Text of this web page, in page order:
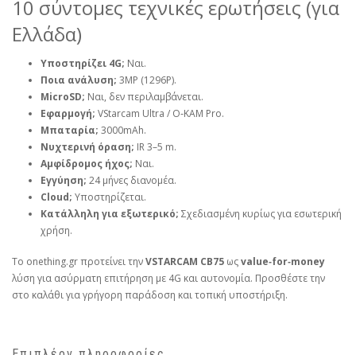
10 σύντομες τεχνικές ερωτήσεις (για
Ελλάδα)
Υποστηρίζει 4G; Ναι.
Ποια ανάλυση; 3MP (1296P).
MicroSD; Ναι, δεν περιλαμβάνεται.
Εφαρμογή; VStarcam Ultra / O‑KAM Pro.
Μπαταρία; 3000mAh.
Νυχτερινή όραση; IR 3–5 m.
Αμφίδρομος ήχος; Ναι.
Εγγύηση; 24 μήνες διανομέα.
Cloud; Υποστηρίζεται.
Κατάλληλη για εξωτερικό; Σχεδιασμένη κυρίως για εσωτερική
χρήση.
Το onething.gr προτείνει τηνVSTARCAM CB75 ωςvalue‑for‑money
λύση για ασύρματη επιτήρηση με 4G και αυτονομία. Προσθέστε την
στο καλάθι για γρήγορη παράδοση και τοπική υποστήριξη.